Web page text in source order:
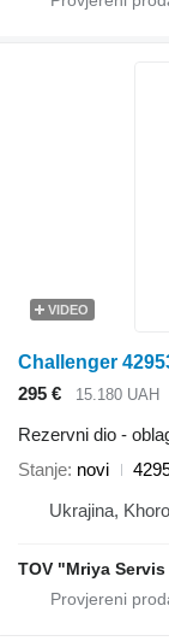
VIDEO
Challenger
295 €
15.180 UAH
Rezervni dio -
Stanje novi
Ukrajina,
TOV "Mriya